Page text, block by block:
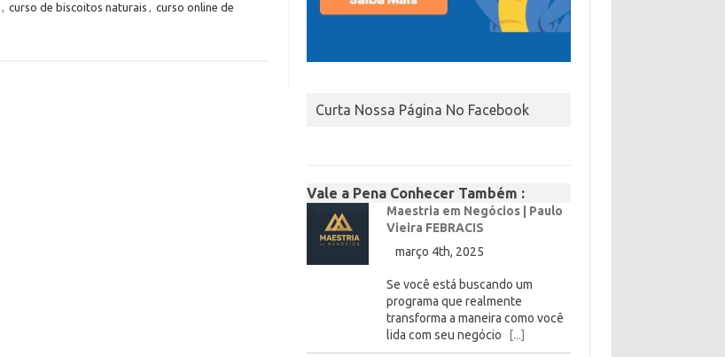
, curso de biscoitos naturais , curso online de
Curta Nossa Página No Facebook
Vale a Pena Conhecer Também :
Maestria em Negócios | Paulo
Vieira FEBRACIS
março 4th, 2025
Se você está buscando um
programa que realmente
transforma a maneira como você
lida com seu negócio
[...]